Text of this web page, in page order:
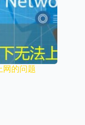
网的问题